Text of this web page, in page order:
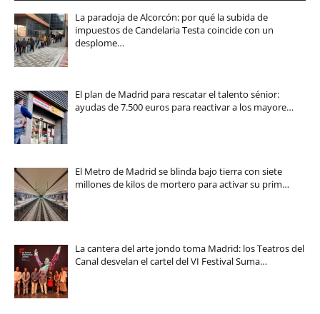
La paradoja de Alcorcón: por qué la subida de
impuestos de Candelaria Testa coincide con un
desplome…
El plan de Madrid para rescatar el talento sénior:
ayudas de 7.500 euros para reactivar a los mayore…
El Metro de Madrid se blinda bajo tierra con siete
millones de kilos de mortero para activar su prim…
La cantera del arte jondo toma Madrid: los Teatros del
Canal desvelan el cartel del VI Festival Suma…